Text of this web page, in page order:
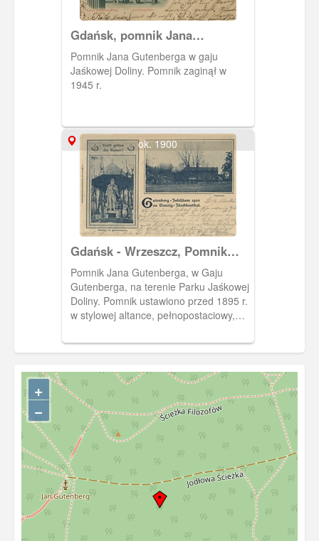
Gdańsk, pomnik Jana
Gutenberga
Pomnik Jana Gutenberga w gaju
Jaśkowej Doliny. Pomnik zaginął w
1945 r.
ok. 1900
Gdańsk - Wrzeszcz, Pomnik
Jana Gutenberga
Pomnik Jana Gutenberga, w Gaju
Gutenberga, na terenie Parku Jaśkowej
Doliny. Pomnik ustawiono przed 1895 r.
w stylowej altance, pełnopostaciowy,
Paula, ufundowany przez drukarza i
zaginął. Odtworzony po wojnie - wg.
projektu prof. Stanisława Radwańskiego
- odsłonięty w 1998 r. Ponownie
wykonany (po uprzednim spaleniu w
2003 r.) w 2004 r. Ob. figura w
depozycie w Parku Biskupim w
Pelplinie, zastąpiona odlewem z
kamienia syntetycznego. Pocztówka
nawiązuje do Jubileuszu Jana
Gutenberga w 1900 r. Pocztówka w
obiegu od 3 VII 1900 r.
+
−